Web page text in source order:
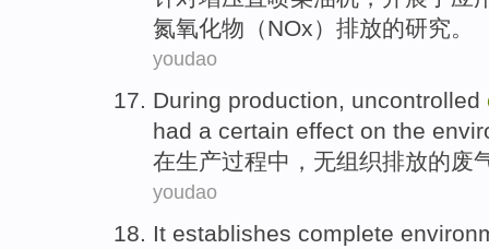
氮氧化物 （NOx） 排放的研究。
youdao
During production, uncontrolled
had a certain effect on the
在生产过程中， 无组织排放的废
youdao
It establishes complete